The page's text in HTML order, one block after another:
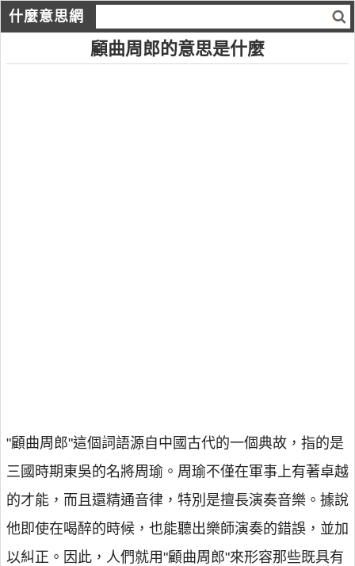
什麼意思網
顧曲周郎的意思是什麼
"顧曲周郎"這個詞語源自中國古代的一個典故，指的是
三國時期東吳的名將周瑜。周瑜不僅在軍事上有著卓越
的才能，而且還精通音律，特別是擅長演奏音樂。據說
他即使在喝醉的時候，也能聽出樂師演奏的錯誤，並加
以糾正。因此，人們就用"顧曲周郎"來形容那些既具有